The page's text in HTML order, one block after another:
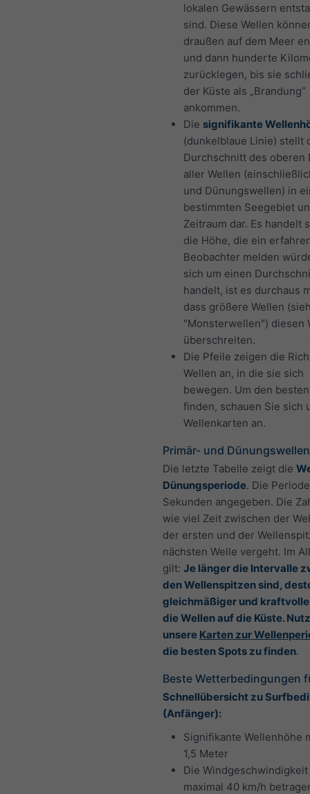
lokalen Gewässern
sind. Diese Wellen
draußen auf dem Meer
und dann hunderte
zurücklegen, bis sie
der Küste als „Brandung“
ankommen.
Die signifikante
(dunkelblaue Linie) stellt
Durchschnitt des oberen
aller Wellen
und Dünungswellen) in
bestimmten Seegebiet
Zeitraum dar. Es handelt
die Höhe, die ein
Beobachter melden
sich um einen
handelt, ist es durchaus
dass größere Wellen
"Monsterwellen") diesen
überschreiten.
Die Pfeile zeigen die
Wellen an, in die sie sich
bewegen. Um den
finden, schauen Sie sich
Wellenkarten an.
Primär- und
Die letzte Tabelle zeigt die
Dünungsperiode. Die
Sekunden angegeben. Die
wie viel Zeit zwischen der
der ersten und der
nächsten Welle vergeht. Im
gilt: Je länger die Intervalle
den Wellenspitzen sind,
gleichmäßiger und
die Wellen auf die Küste.
unsere Karten zur
die besten Spots zu finden.
Beste Wetterbedingungen
Schnellübersicht zu
(Anfänger):
Signifikante Wellenhöhe
1,5 Meter
Die
maximal 40 km/h